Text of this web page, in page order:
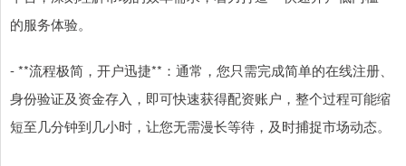
的服务体验。
- **流程极简，开户迅捷**：通常，您只需完成简单的在线注册、
身份验证及资金存入，即可快速获得配资账户，整个过程可能缩
短至几分钟到几小时，让您无需漫长等待，及时捕捉市场动态。